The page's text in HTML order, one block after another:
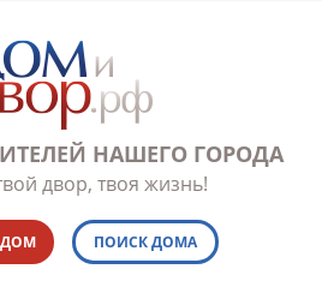
НАШЕГО ГОРОДА
двор, твоя жизнь!
ПОИСК ДОМА